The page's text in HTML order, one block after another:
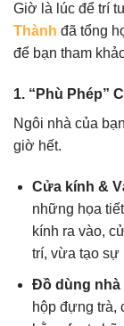
Giờ là lúc để trí
Thành đã tổng
để bạn tham
1. “Phù Phép”
Ngôi nhà của
giờ hết.
Cửa kính &
những họa
kính ra vào,
trí, vừa tạo sự
Đồ dùng nhà
hộp đựng trà,